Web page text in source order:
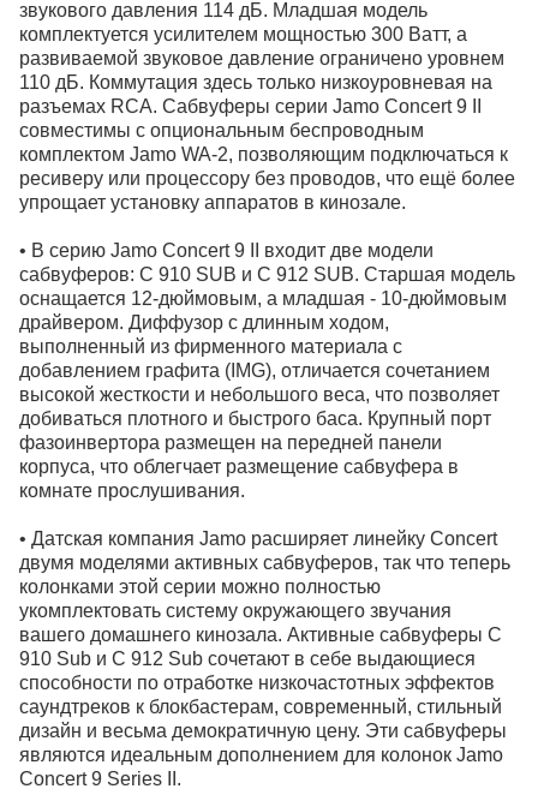
звукового давления 114 дБ. Младшая модель
комплектуется усилителем мощностью 300 Ватт, а
развиваемой звуковое давление ограничено уровнем
110 дБ. Коммутация здесь только низкоуровневая на
разъемах RCA. Сабвуферы серии Jamo Concert 9 II
совместимы с опциональным беспроводным
комплектом Jamo WA-2, позволяющим подключаться к
ресиверу или процессору без проводов, что ещё более
упрощает установку аппаратов в кинозале.
• В серию Jamo Concert 9 II входит две модели
сабвуферов: C 910 SUB и C 912 SUB. Старшая модель
оснащается 12-дюймовым, а младшая - 10-дюймовым
драйвером. Диффузор с длинным ходом,
выполненный из фирменного материала с
добавлением графита (IMG), отличается сочетанием
высокой жесткости и небольшого веса, что позволяет
добиваться плотного и быстрого баса. Крупный порт
фазоинвертора размещен на передней панели
корпуса, что облегчает размещение сабвуфера в
комнате прослушивания.
• Датская компания Jamo расширяет линейку Concert
двумя моделями активных сабвуферов, так что теперь
колонками этой серии можно полностью
укомплектовать систему окружающего звучания
вашего домашнего кинозала. Активные сабвуферы C
910 Sub и C 912 Sub сочетают в себе выдающиеся
способности по отработке низкочастотных эффектов
саундтреков к блокбастерам, современный, стильный
дизайн и весьма демократичную цену. Эти сабвуферы
являются идеальным дополнением для колонок Jamo
Concert 9 Series II.
Продолжить покупки